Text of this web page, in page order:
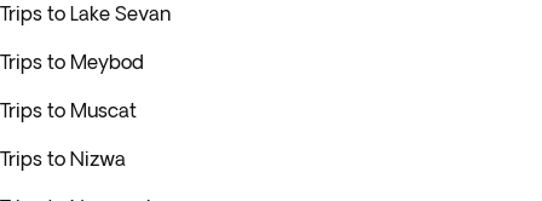
Trips to Lake Sevan
Trips to Meybod
Trips to Muscat
Trips to Nizwa